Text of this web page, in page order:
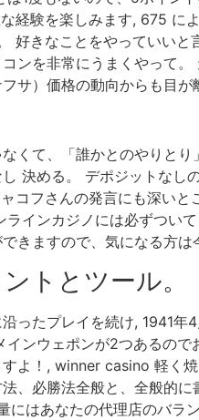
な経験を楽しみます,
きなことをやっていいと
ンを非常にうまくやって
サ）価格の動向からも目
くて、「誰かとのやりと
決める。 デポジットな
コフさんの発言にも深い
インカジノには必ずつい
きますので、気になる方は
トとツール。
ったプレイを続け, 1941
ンウェポンが2つあるの
よ！, winner casino 軽く
、必勝法全般と、全般的
にはあなたの代理店のバ